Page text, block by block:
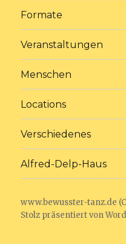
Formate
Veranstaltungen
Menschen
Locations
Verschiedenes
Alfred-Delp-Haus
www.bewusster-tanz.de
Stolz präsentiert von